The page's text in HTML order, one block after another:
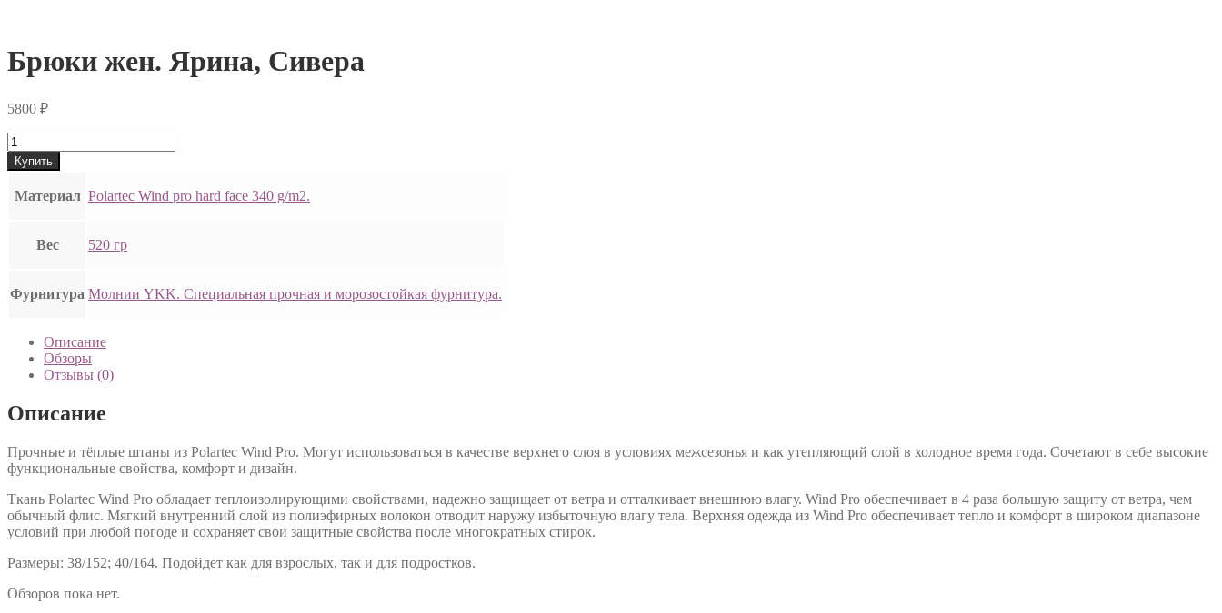
Брюки жен. Ярина, Сивера
5800 ₽
Купить
Материал Polartec Wind pro hard face 340 g/m2.
Вес 520 гр
Фурнитура Молнии YKK. Специальная прочная и морозостойкая фурнитура.
Описание
Обзоры
Отзывы (0)
Описание
Прочные и тёплые штаны из Polartec Wind Pro. Могут использоваться в качестве верхнего слоя в условиях межсезонья и как утепляющий слой в холодное время года. Сочетают в себе высокие
функциональные свойства, комфорт и дизайн.
Ткань Polartec Wind Pro обладает теплоизолирующими свойствами, надежно защищает от ветра и отталкивает внешнюю влагу. Wind Pro обеспечивает в 4 раза большую защиту от ветра, чем
обычный флис. Мягкий внутренний слой из полиэфирных волокон отводит наружу избыточную влагу тела. Верхняя одежда из Wind Pro обеспечивает тепло и комфорт в широком диапазоне
условий при любой погоде и сохраняет свои защитные свойства после многократных стирок.
Размеры: 38/152; 40/164. Подойдет как для взрослых, так и для подростков.
Обзоров пока нет.